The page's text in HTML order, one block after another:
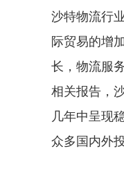
沙特物流行
际贸易的增
长，物流服
相关报告，
几年中呈现
众多国内外